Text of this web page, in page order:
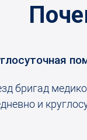
бригад
и